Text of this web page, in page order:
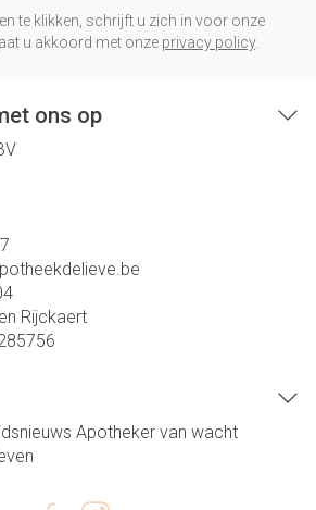
te klikken, schrijft u zich in voor onze
u akkoord met onze privacy policy.
ons op
Rijckaert
Apotheker van wacht